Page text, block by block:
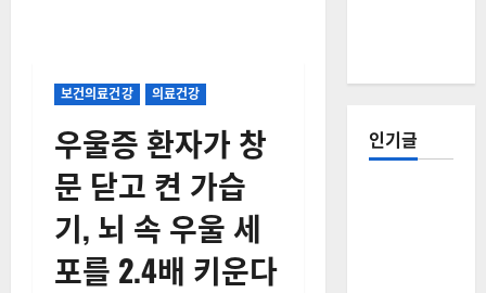
보건의료건강 의료건강
우울증 환자가 창
문 닫고 켠 가습
기, 뇌 속 우울 세
포를 2.4배 키운다
인기글